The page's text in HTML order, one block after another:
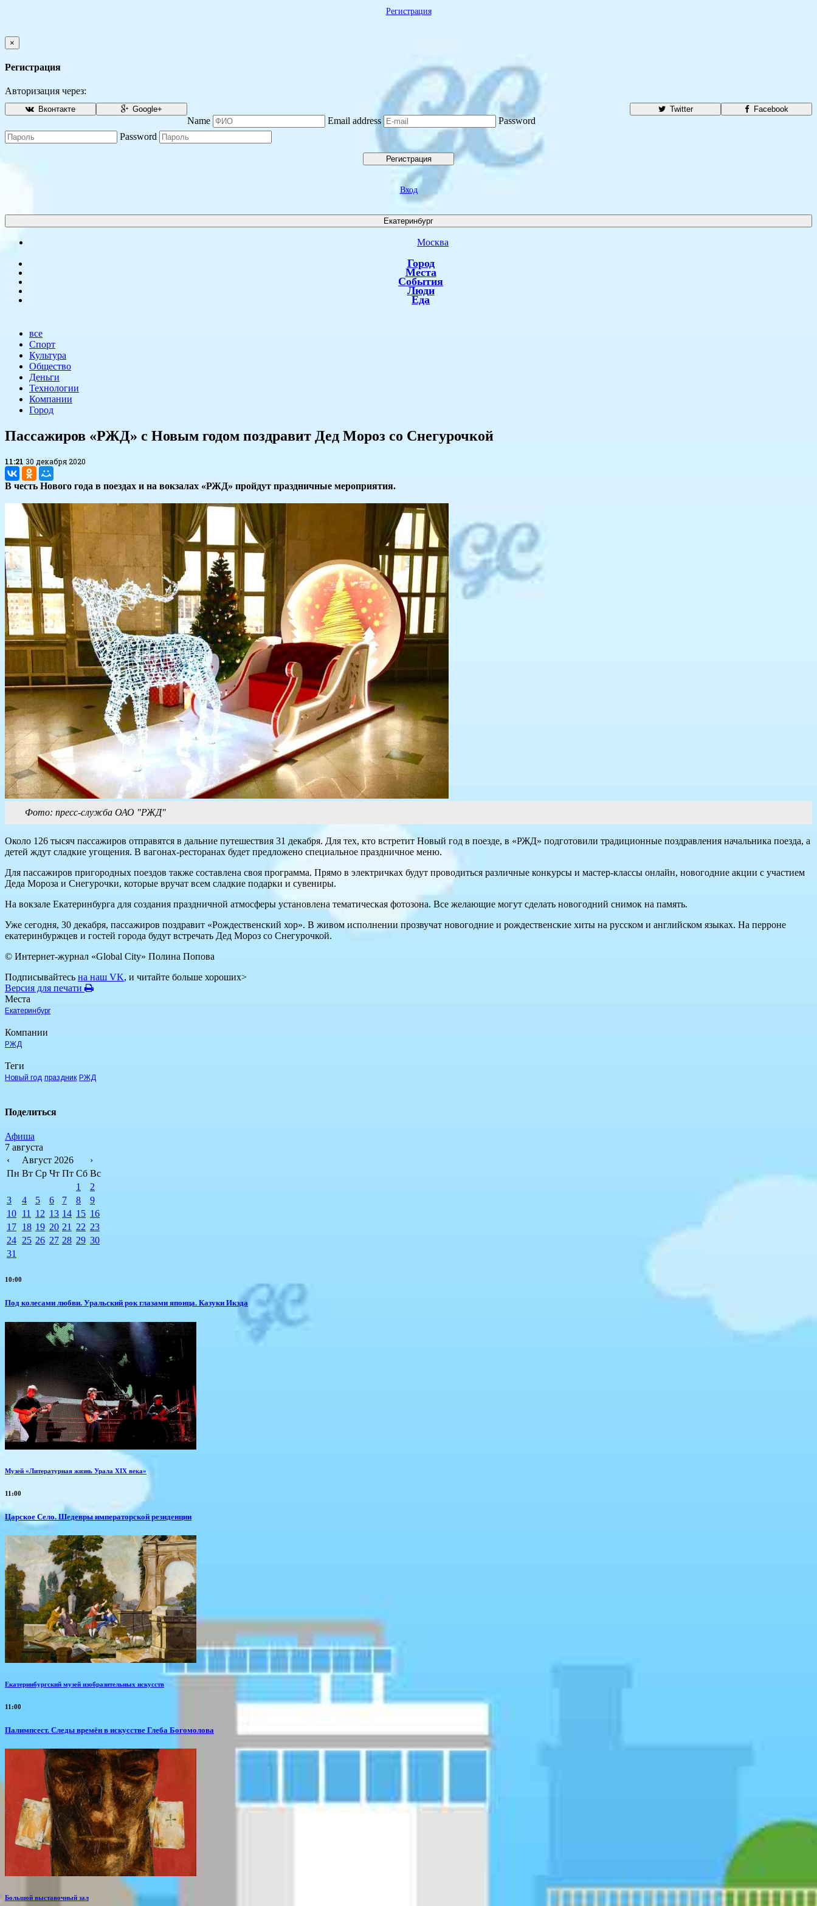
Регистрация
×
Регистрация
Авторизация через:
Facebook
Вконтакте Twitter
Google+
Name Email address
Password
Password
Регистрация
Вход
Екатеринбург
Москва
Город
Места
События
Люди
Еда
все
Спорт
Культура
Общество
Деньги
Технологии
Компании
Город
Пассажиров «РЖД» с Новым годом поздравит Дед Мороз со Снегурочкой
11:21 30 декабря 2020
В честь Нового года в поездах и на вокзалах «РЖД» пройдут праздничные мероприятия.
Фото: пресс-служба ОАО "РЖД"
Около 126 тысяч пассажиров отправятся в дальние путешествия 31 декабря. Для тех, кто встретит Новый год в поезде, в «РЖД» подготовили традиционные поздравления начальника поезда, а
детей ждут сладкие угощения. В вагонах-ресторанах будет предложено специальное праздничное меню.
Для пассажиров пригородных поездов также составлена своя программа. Прямо в электричках будут проводиться различные конкурсы и мастер-классы онлайн, новогодние акции с участием
Деда Мороза и Снегурочки, которые вручат всем сладкие подарки и сувениры.
На вокзале Екатеринбурга для создания праздничной атмосферы установлена тематическая фотозона. Все желающие могут сделать новогодний снимок на память.
Уже сегодня, 30 декабря, пассажиров поздравит «Рождественский хор». В живом исполнении прозвучат новогодние и рождественские хиты на русском и английском языках. На перроне
екатеринбуржцев и гостей города будут встречать Дед Мороз со Снегурочкой.
© Интернет-журнал «Global City» Полина Попова
Подписывайтесь на наш VK, и читайте больше хороших>
Версия для печати
Места
Екатеринбург
Компании
РЖД
Теги
Новый год праздник РЖД
Поделиться
Афиша
7 августа
‹
Август 2026
›
Пн Вт Ср Чт Пт Сб Вс
1
2
3
4 5 6 7 8
9
10 11 12 13 14 15 16
17 18 19 20 21 22 23
24 25 26 27 28 29 30
31
10:00
Под колесами любви. Уральский рок глазами японца. Казуки Икэда
Музей «Литературная жизнь Урала XIX века»
11:00
Царское Село. Шедевры императорской резиденции
Екатеринбургский музей изобразительных искусств
11:00
Палимпсест. Следы времён в искусстве Глеба Богомолова
Большой выставочный зал